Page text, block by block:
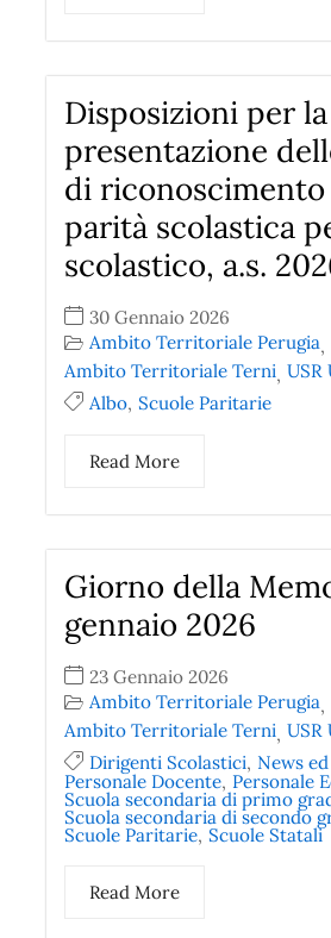
Disposizioni per la
presentazione
di riconoscimento
parità scolastica
scolastico, a.s.
30 Gennaio 2026
Ambito Territoriale Perugia,
Ambito Territoriale Terni, USR
Albo, Scuole Paritarie
Read More
Giorno della
gennaio 2026
23 Gennaio 2026
Ambito Territoriale Perugia,
Ambito Territoriale Terni, USR
Dirigenti Scolastici, News
Personale Docente, Personale
Scuola secondaria di primo
Scuola secondaria di secondo
Scuole Paritarie, Scuole Statali
Read More